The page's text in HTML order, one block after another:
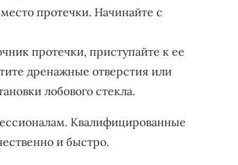
протечки. Начинайте с
протечки, приступайте к ее
дренажные отверстия или
лобового стекла.
Квалифицированные
и быстро.